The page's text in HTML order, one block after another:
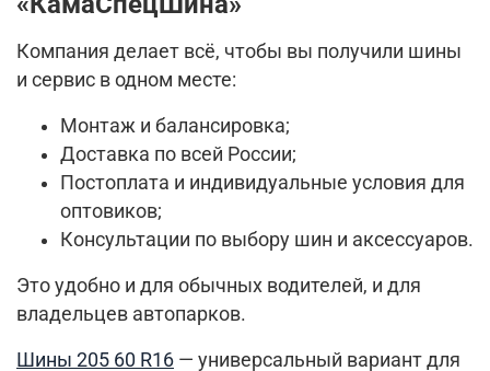
Компания делает всё, чтобы вы получили шины
и сервис в одном месте:
Монтаж и балансировка;
Доставка по всей России;
Постоплата и индивидуальные условия для
оптовиков;
Консультации по выбору шин и аксессуаров.
Это удобно и для обычных водителей, и для
владельцев автопарков.
Шины 205 60 R16 — универсальный вариант для